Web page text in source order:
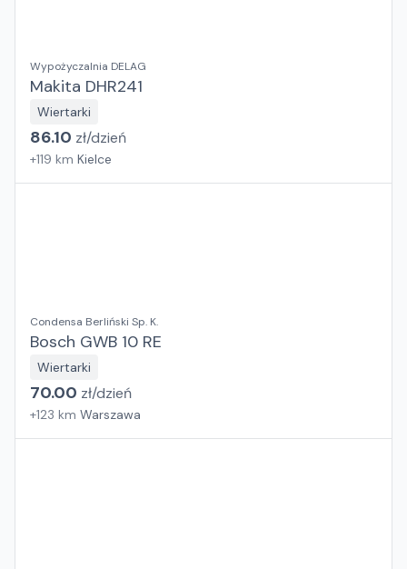
Wypożyczalnia DELAG
Makita DHR241
Wiertarki
86.10 zł/dzień
+119 km Kielce
Condensa Berliński Sp. K.
Bosch GWB 10 RE
Wiertarki
70.00 zł/dzień
+123 km Warszawa